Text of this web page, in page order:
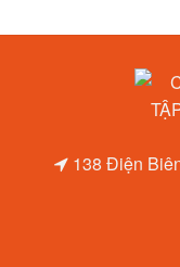
138 Điện